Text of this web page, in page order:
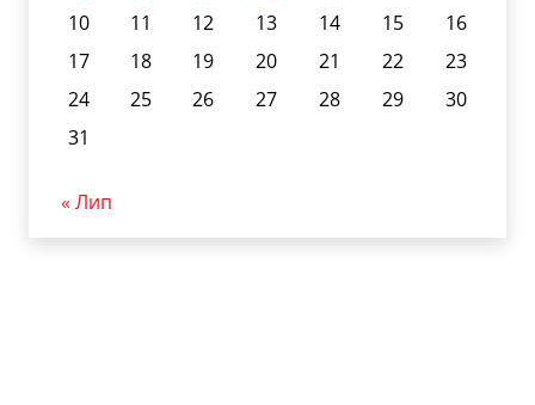
10
11 12 13 14 15
16
17
18 19 20 21 22
23
24
25 26 27 28 29
30
31
« Лип